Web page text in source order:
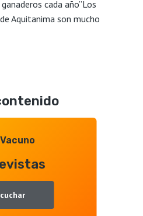
y
Mercosur,
cada año”Los
Aquitanima son mucho